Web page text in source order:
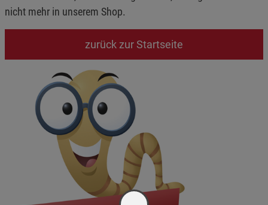
nicht mehr in unserem Shop.
zurück zur Startseite